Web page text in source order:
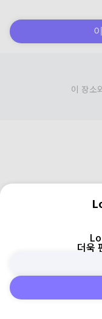
이 장소
피드 주변
더욱